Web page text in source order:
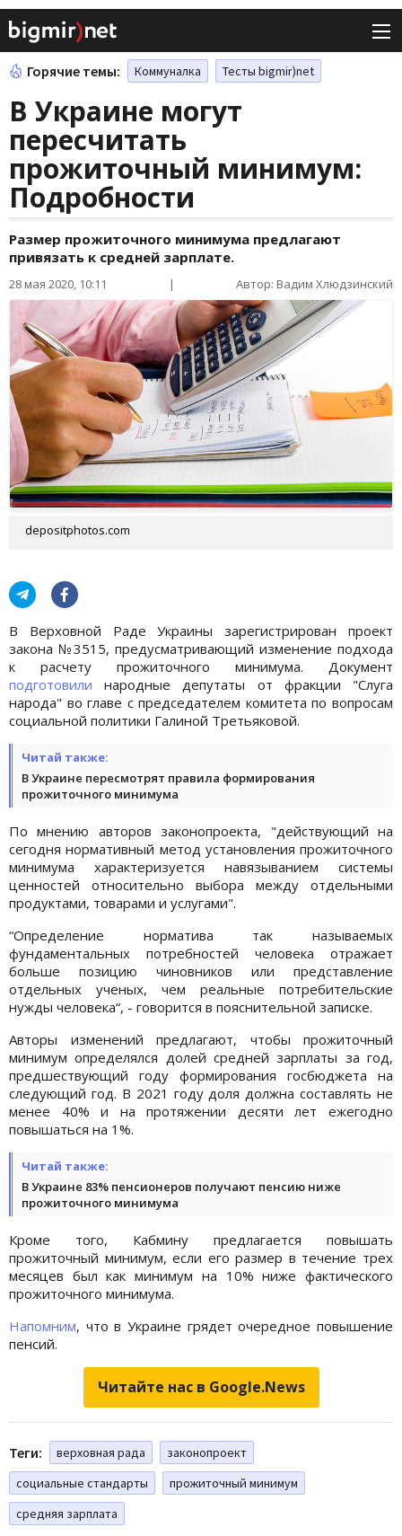
Горячие темы: Коммуналка Тесты bigmir)net
В Украине могут
пересчитать
прожиточный минимум:
Подробности
Размер прожиточного минимума предлагают
привязать к средней зарплате.
28 мая 2020, 10:11 | Автор: Вадим Хлюдзинский
depositphotos.com
В Верховной Раде Украины зарегистрирован проект
закона №3515, предусматривающий изменение подхода
к расчету прожиточного минимума. Документ
подготовили народные депутаты от фракции "Слуга
народа" во главе с председателем комитета по вопросам
социальной политики Галиной Третьяковой.
Читай также:
В Украине пересмотрят правила формирования
прожиточного минимума
По мнению авторов законопроекта, "действующий на
сегодня нормативный метод установления прожиточного
минимума характеризуется навязыванием системы
ценностей относительно выбора между отдельными
продуктами, товарами и услугами".
“Определение норматива так называемых
фундаментальных потребностей человека отражает
больше позицию чиновников или представление
отдельных ученых, чем реальные потребительские
нужды человека“, - говорится в пояснительной записке.
Авторы изменений предлагают, чтобы прожиточный
минимум определялся долей средней зарплаты за год,
предшествующий году формирования госбюджета на
следующий год. В 2021 году доля должна составлять не
менее 40% и на протяжении десяти лет ежегодно
повышаться на 1%.
Читай также:
В Украине 83% пенсионеров получают пенсию ниже
прожиточного минимума
Кроме того, Кабмину предлагается повышать
прожиточный минимум, если его размер в течение трех
месяцев был как минимум на 10% ниже фактического
прожиточного минимума.
Напомним, что в Украине грядет очередное повышение
пенсий.
Читайте нас в Google.News
Теги: верховная рада
законопроект
социальные стандарты
прожиточный минимум
средняя зарплата